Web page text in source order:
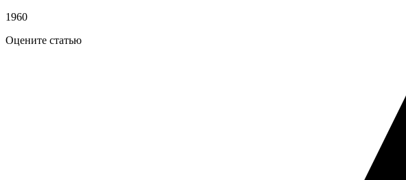
1960
Оцените статью